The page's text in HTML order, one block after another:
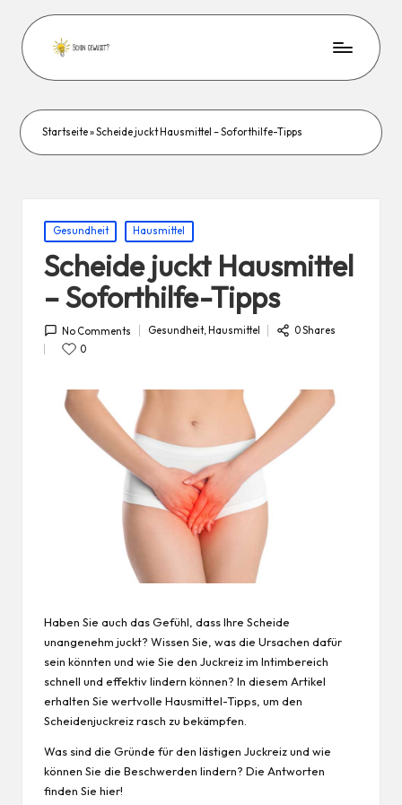
Startseite»Scheide juckt Hausmittel – Soforthilfe-Tipps
Posted
in
Gesundheit Hausmittel
Scheide juckt Hausmittel
– Soforthilfe-Tipps
No Comments
Posted
Gesundheit, Hausmittel
0 Shares
0
Haben Sie auch das Gefühl, dass Ihre Scheide
unangenehm juckt? Wissen Sie, was die Ursachen dafür
sein könnten und wie Sie den Juckreiz im Intimbereich
schnell und effektiv lindern können? In diesem Artikel
erhalten Sie wertvolle Hausmittel-Tipps, um den
Scheidenjuckreiz rasch zu bekämpfen.
Was sind die Gründe für den lästigen Juckreiz und wie
können Sie die Beschwerden lindern? Die Antworten
finden Sie hier!